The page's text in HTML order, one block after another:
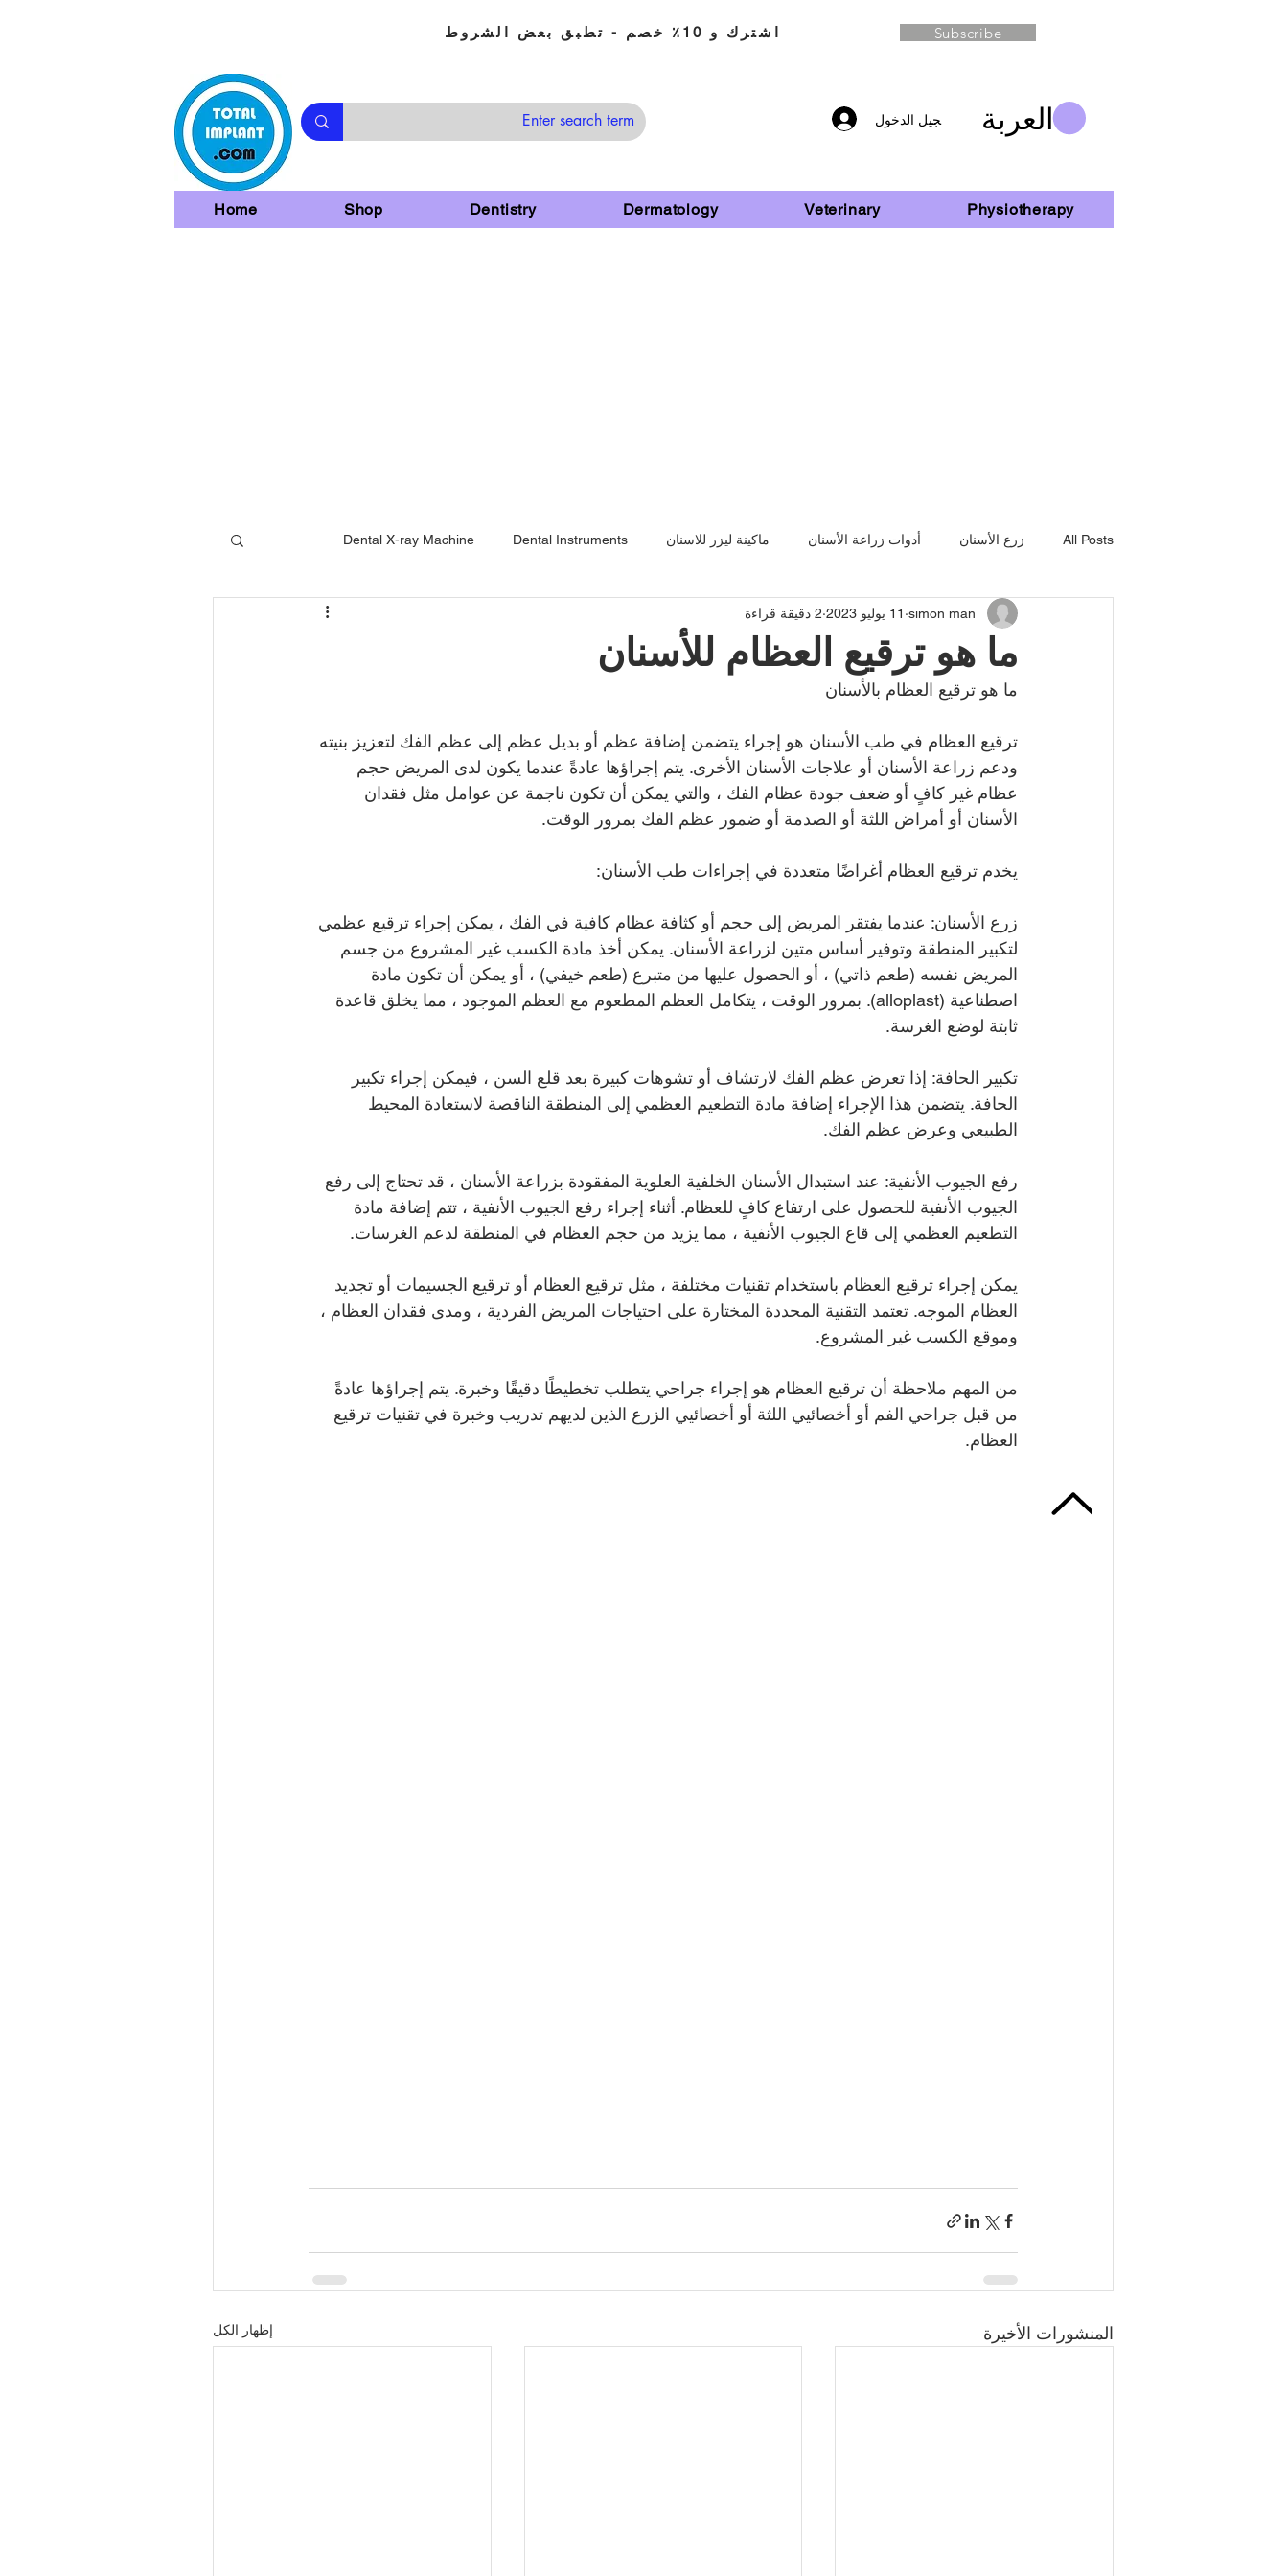
اشترك و 10٪ خصم - تطبق بعض الشروط Subscribe
تسجيل الدخول العربة
Home Shop Dentistry Dermatology Veterinary Physiotherapy
All Posts زرع الأسنان أدوات زراعة الأسنان ماكينة ليزر للاسنان Dental Instruments
Dental X-ray Machine
معدات طب الأسنان المعدات البيطرية مواعيد الأشعة السينية للأسنان أدوات زراعة الأسنان
ماكينة ليزر للاسنان أدوات طب الأسنان
دعامة الركبة
ما هو ترقيع العظام للأسنان
simon man 11 يوليو 2023 2 دقيقة قراءة
ما هو ترقيع العظام بالأسنان
ترقيع العظام في طب الأسنان هو إجراء يتضمن إضافة عظم أو بديل عظم إلى عظم الفك لتعزيز بنيته
ودعم زراعة الأسنان أو علاجات الأسنان الأخرى. يتم إجراؤها عادةً عندما يكون لدى المريض حجم
عظام غير كافٍ أو ضعف جودة عظام الفك ، والتي يمكن أن تكون ناجمة عن عوامل مثل فقدان
الأسنان أو أمراض اللثة أو الصدمة أو ضمور عظم الفك بمرور الوقت.
يخدم ترقيع العظام أغراضًا متعددة في إجراءات طب الأسنان:
زرع الأسنان: عندما يفتقر المريض إلى حجم أو كثافة عظام كافية في الفك ، يمكن إجراء ترقيع عظمي
لتكبير المنطقة وتوفير أساس متين لزراعة الأسنان. يمكن أخذ مادة الكسب غير المشروع من جسم
المريض نفسه (طعم ذاتي) ، أو الحصول عليها من متبرع (طعم خيفي) ، أو يمكن أن تكون مادة
اصطناعية (alloplast). بمرور الوقت ، يتكامل العظم المطعوم مع العظم الموجود ، مما يخلق قاعدة
ثابتة لوضع الغرسة.
تكبير الحافة: إذا تعرض عظم الفك لارتشاف أو تشوهات كبيرة بعد قلع السن ، فيمكن إجراء تكبير
الحافة. يتضمن هذا الإجراء إضافة مادة التطعيم العظمي إلى المنطقة الناقصة لاستعادة المحيط
الطبيعي وعرض عظم الفك.
رفع الجيوب الأنفية: عند استبدال الأسنان الخلفية العلوية المفقودة بزراعة الأسنان ، قد تحتاج إلى رفع
الجيوب الأنفية للحصول على ارتفاع كافٍ للعظام. أثناء إجراء رفع الجيوب الأنفية ، تتم إضافة مادة
التطعيم العظمي إلى قاع الجيوب الأنفية ، مما يزيد من حجم العظام في المنطقة لدعم الغرسات.
يمكن إجراء ترقيع العظام باستخدام تقنيات مختلفة ، مثل ترقيع العظام أو ترقيع الجسيمات أو تجديد
العظام الموجه. تعتمد التقنية المحددة المختارة على احتياجات المريض الفردية ، ومدى فقدان العظام ،
وموقع الكسب غير المشروع.
من المهم ملاحظة أن ترقيع العظام هو إجراء جراحي يتطلب تخطيطًا دقيقًا وخبرة. يتم إجراؤها عادةً
من قبل جراحي الفم أو أخصائيي اللثة أو أخصائيي الزرع الذين لديهم تدريب وخبرة في تقنيات ترقيع
العظام.
المنشورات الأخيرة إظهار الكل